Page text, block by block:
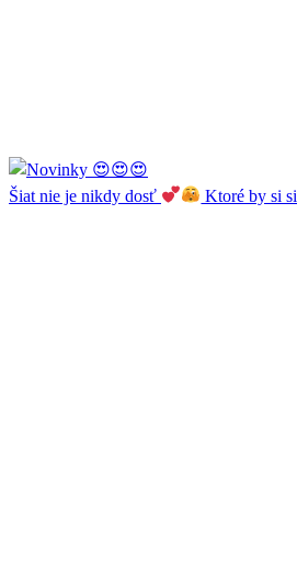
Šiat nie je nikdy dosť Ktoré by si si